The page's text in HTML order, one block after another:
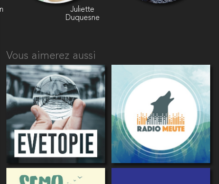
Juliette
Duquesne
Vous aimerez aussi